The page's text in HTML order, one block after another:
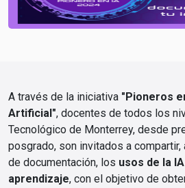
A través de la iniciativa "Pioneros
Artificial", docentes de todos los
Tecnológico de Monterrey, desde
posgrado, son invitados a
de documentación, los usos de la
aprendizaje, con el objetivo de